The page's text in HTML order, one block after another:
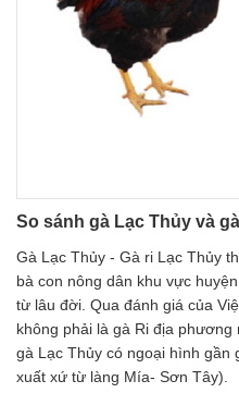
So sánh gà Lạc Thủy và
Gà Lạc Thủy - Gà ri Lạc Thủy
bà con nông dân khu vực
từ lâu đời. Qua đánh giá của
không phải là gà Ri địa
gà Lạc Thủy có ngoại hình gần
xuất xứ từ làng Mía- Sơn Tây).